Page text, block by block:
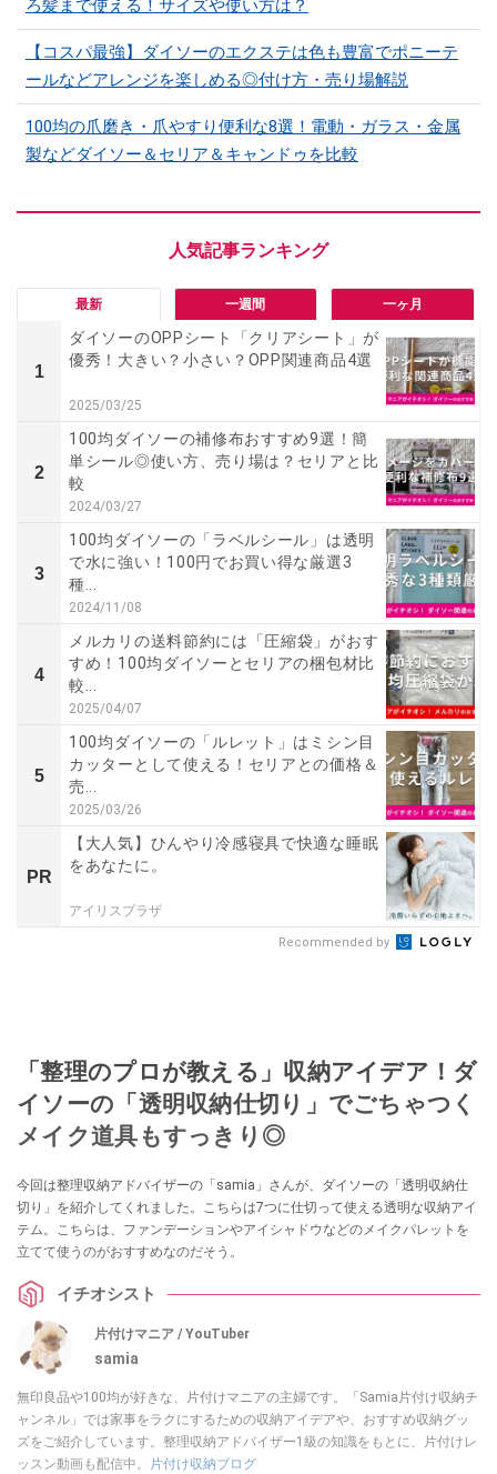
ろ髪まで使える！サイズや使い方は？
【コスパ最強】ダイソーのエクステは色も豊富でポニーテ
ールなどアレンジを楽しめる◎付け方・売り場解説
100均の爪磨き・爪やすり便利な8選！電動・ガラス・金属
製などダイソー＆セリア＆キャンドゥを比較
最新 一週間 一ヶ月
1
ダイソーのOPPシート「クリアシート」が
優秀！大きい？小さい？OPP関連商品4選
2025/03/25
2
100均ダイソーの補修布おすすめ9選！簡
単シール◎使い方、売り場は？セリアと比
較
2024/03/27
3
100均ダイソーの「ラベルシール」は透明
で水に強い！100円でお買い得な厳選3
種...
2024/11/08
4
メルカリの送料節約には「圧縮袋」がおす
すめ！100均ダイソーとセリアの梱包材比
較...
2025/04/07
5
100均ダイソーの「ルレット」はミシン目
カッターとして使える！セリアとの価格＆
売...
2025/03/26
PR
【大人気】ひんやり冷感寝具で快適な睡眠
をあなたに。
アイリスプラザ
Recommended by
「整理のプロが教える」収納アイデア！ダ
イソーの「透明収納仕切り」でごちゃつく
メイク道具もすっきり◎
今回は整理収納アドバイザーの「samia」さんが、ダイソーの「透明収納仕
切り」を紹介してくれました。こちらは7つに仕切って使える透明な収納アイ
テム。こちらは、ファンデーションやアイシャドウなどのメイクパレットを
立てて使うのがおすすめなのだそう。
イチオシスト
片付けマニア / YouTuber
samia
無印良品や100均が好きな、片付けマニアの主婦です。「Samia片付け収納チ
ャンネル」では家事をラクにするための収納アイデアや、おすすめ収納グッ
ズをご紹介しています。整理収納アドバイザー1級の知識をもとに、片付けレ
ッスン動画も配信中。
片付け収納ブログ